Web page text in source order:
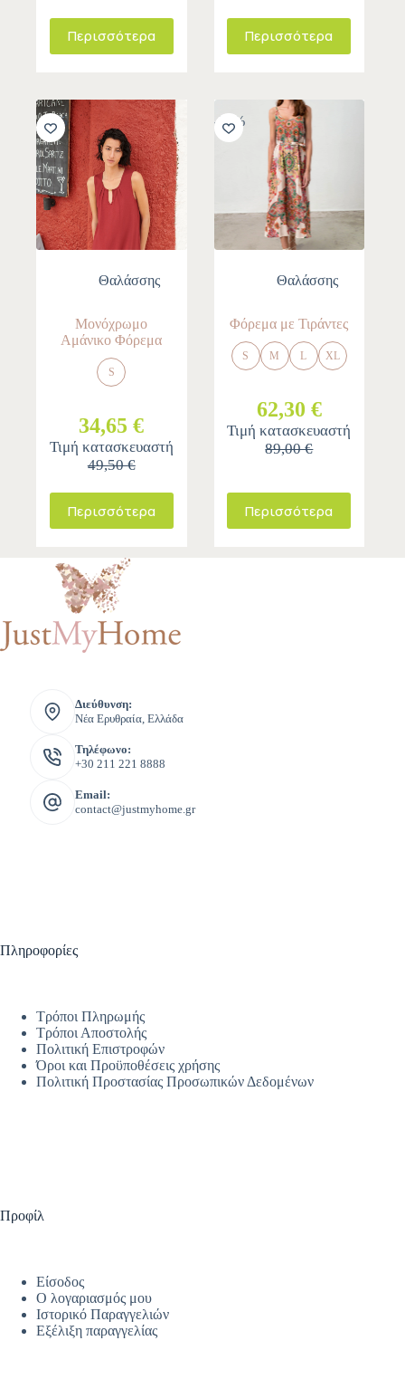
Περισσότερα Περισσότερα
-30%
Θαλάσσης
Μονόχρωμο
Αμάνικο Φόρεμα
S
34,65 €
Τιμή κατασκευαστή
49,50 €
Περισσότερα
-30%
Θαλάσσης
Φόρεμα με Τιράντες
S M L XL
62,30 €
Τιμή κατασκευαστή
89,00 €
Περισσότερα
Διεύθυνση:
Νέα Ερυθραία, Ελλάδα
Τηλέφωνο:
+30 211 221 8888
Email:
contact@justmyhome.gr
Πληροφορίες
Τρόποι Πληρωμής
Τρόποι Αποστολής
Πολιτική Επιστροφών
Όροι και Προϋποθέσεις χρήσης
Πολιτική Προστασίας Προσωπικών Δεδομένων
Προφίλ
Είσοδος
Ο λογαριασμός μου
Ιστορικό Παραγγελιών
Εξέλιξη παραγγελίας